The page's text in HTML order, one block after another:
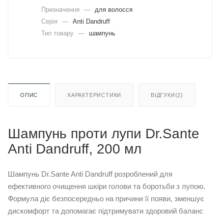
Призначення —
для волосся
Серія
— Anti Dandruff
Тип товару — шампунь
ОПИС ХАРАКТЕРИСТИКИ ВІДГУКИ(2)
Шампунь проти лупи Dr.Sante
Anti Dandruff, 200 мл
Шампунь Dr.Sante Anti Dandruff розроблений для
ефективного очищення шкіри голови та боротьби з лупою.
Формула діє безпосередньо на причини її появи, зменшує
дискомфорт та допомагає підтримувати здоровий баланс